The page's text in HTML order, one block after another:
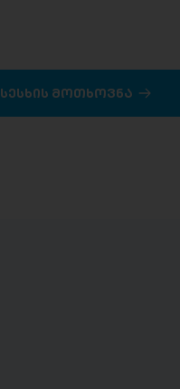
სესხის მოთხოვნა